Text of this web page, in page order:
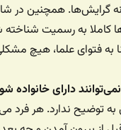
گرایش‌ها. همچنین در
کاملا به رسمیت شناخته
فتوای علما، هیچ
به توضیح ندارد. هر فرد